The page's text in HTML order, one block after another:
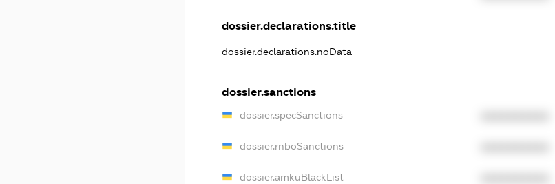
dossier.declarations.title
dossier.declarations.noData
dossier.sanctions
dossier.specSanctions
dossier.rnboSanctions
dossier.amkuBlackList